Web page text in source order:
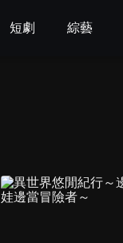
短劇 綜藝